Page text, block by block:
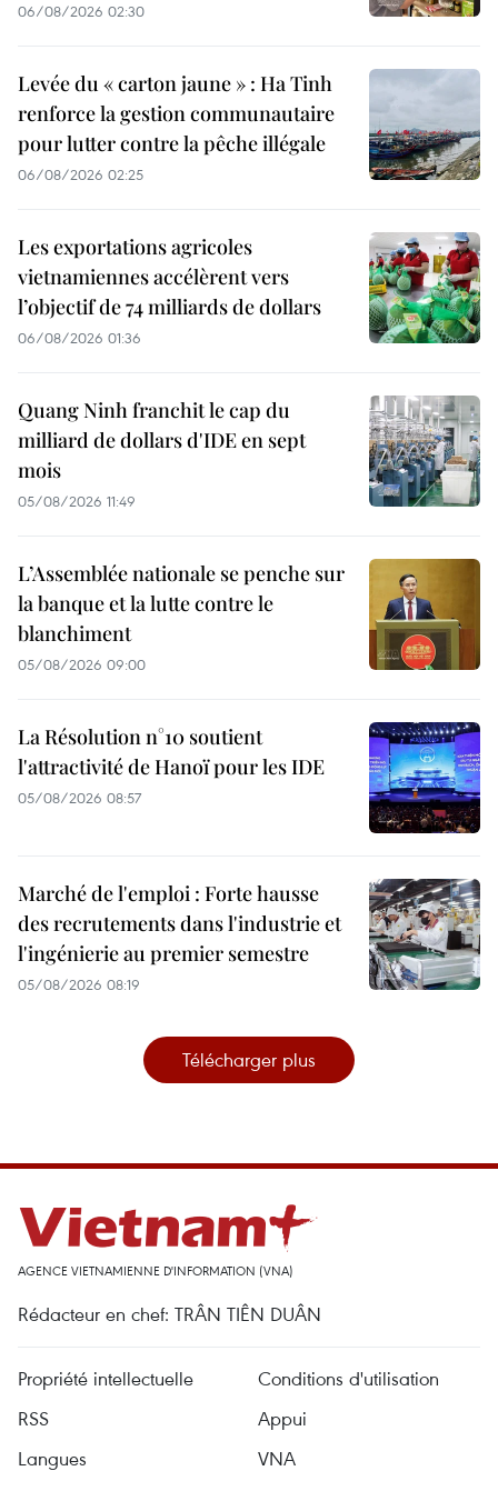
06/08/2026 02:30
Levée du « carton jaune » : Ha Tinh
renforce la gestion communautaire
pour lutter contre la pêche illégale
06/08/2026 02:25
Les exportations agricoles
vietnamiennes accélèrent vers
l’objectif de 74 milliards de dollars
06/08/2026 01:36
Quang Ninh franchit le cap du
milliard de dollars d'IDE en sept
mois
05/08/2026 11:49
L’Assemblée nationale se penche sur
la banque et la lutte contre le
blanchiment
05/08/2026 09:00
La Résolution n°10 soutient
l'attractivité de Hanoï pour les IDE
05/08/2026 08:57
Marché de l'emploi : Forte hausse
des recrutements dans l'industrie et
l'ingénierie au premier semestre
05/08/2026 08:19
Télécharger plus
AGENCE VIETNAMIENNE D'INFORMATION (VNA)
Rédacteur en chef: TRÂN TIÊN DUÂN
Propriété intellectuelle
Conditions d'utilisation
RSS
Appui
Langues
VNA